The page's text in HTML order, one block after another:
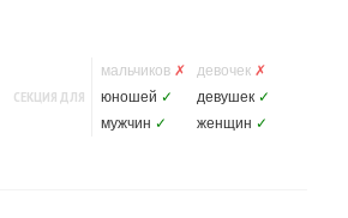
СЕКЦИЯ ДЛЯ
мальчиков ✗ девочек ✗
юношей ✓ девушек ✓
мужчин ✓ женщин ✓